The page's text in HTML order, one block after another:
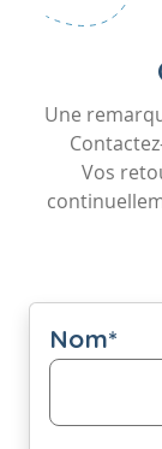
Une
Vos
Nom*